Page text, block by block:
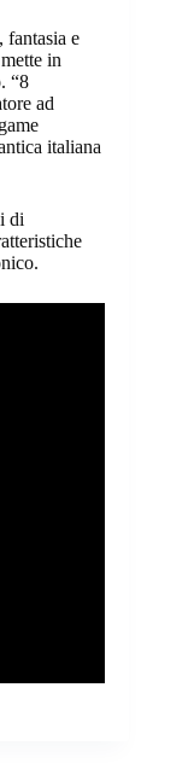
fantasia e
in
“8
ad
italiana
di